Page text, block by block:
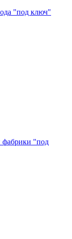
"под ключ"
фабрики "под